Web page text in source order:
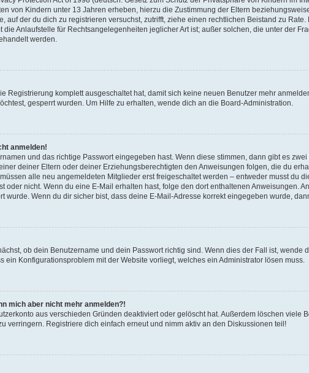
von Kindern unter 13 Jahren erheben, hierzu die Zustimmung der Eltern
auf der du dich zu registrieren versuchst, zutrifft, ziehe einen rechtlichen Beistand zu
Anlaufstelle für Rechtsangelegenheiten jeglicher Art ist; außer solchen, die unter der
werden.
Registrierung komplett ausgeschaltet hat, damit sich keine neuen Benutzer mehr
gesperrt wurden. Um Hilfe zu erhalten, wende dich an die Board-Administration.
anmelden!
und das richtige Passwort eingegeben hast. Wenn diese stimmen, dann gibt es
deiner Eltern oder deiner Erziehungsberechtigten den Anweisungen folgen, die du
alle neu angemeldeten Mitglieder erst freigeschaltet werden – entweder musst du
oder nicht. Wenn du eine E-Mail erhalten hast, folge den dort enthaltenen Anweisungen.
wurde. Wenn du dir sicher bist, dass deine E-Mail-Adresse korrekt eingegeben wurde,
ob dein Benutzername und dein Passwort richtig sind. Wenn dies der Fall ist,
ein Konfigurationsproblem mit der Website vorliegt, welches ein Administrator lösen muss.
mich aber nicht mehr anmelden?!
aus verschieden Gründen deaktiviert oder gelöscht hat. Außerdem löschen viele
verringern. Registriere dich einfach erneut und nimm aktiv an den Diskussionen teil!